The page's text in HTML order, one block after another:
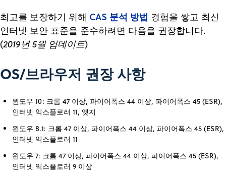
최고를 보장하기 위해 CAS 분석 방법 경험을 쌓고 최신
인터넷 보안 표준을 준수하려면 다음을 권장합니다.
(2019년 5월 업데이트)
OS/브라우저 권장 사항
윈도우 10: 크롬 47 이상, 파이어폭스 44 이상, 파이어폭스 45 (ESR),
인터넷 익스플로러 11, 엣지
윈도우 8.1: 크롬 47 이상, 파이어폭스 44 이상, 파이어폭스 45 (ESR),
인터넷 익스플로러 11
윈도우 7: 크롬 47 이상, 파이어폭스 44 이상, 파이어폭스 45 (ESR),
인터넷 익스플로러 9 이상